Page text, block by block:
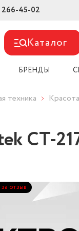
266-45-02
Каталог
БРЕНДЫ
техника
CT-
отзыв